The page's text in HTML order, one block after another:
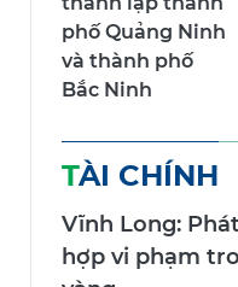
thành lập thành
phố Quảng Ninh
và thành phố
Bắc Ninh
TÀI CHÍNH
Vĩnh Long:
hợp vi phạm